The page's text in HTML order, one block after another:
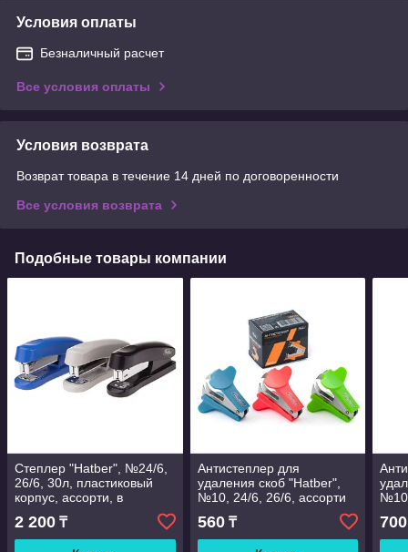
Условия оплаты
Безналичный расчет
Все условия оплаты
Условия возврата
Возврат товара в течение 14 дней по договоренности
Все условия возврата
Подобные товары компании
Степлер "Hatber", №24/6,
26/6, 30л, пластиковый
корпус, ассорти, в
картонной упаковке
2 200 ₸
Антистеплер для
удаления скоб "Hatber",
№10, 24/6, 26/6, ассорти
неон, в картонной
упаковке
560₸ 700